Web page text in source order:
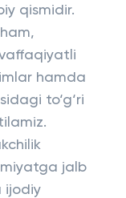
qismidir.
hamda
to‘g‘ri
jalb
ijodiy